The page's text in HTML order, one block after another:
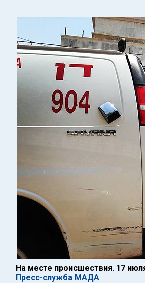
На месте происшествия. 17
Пресс-служба МАДА